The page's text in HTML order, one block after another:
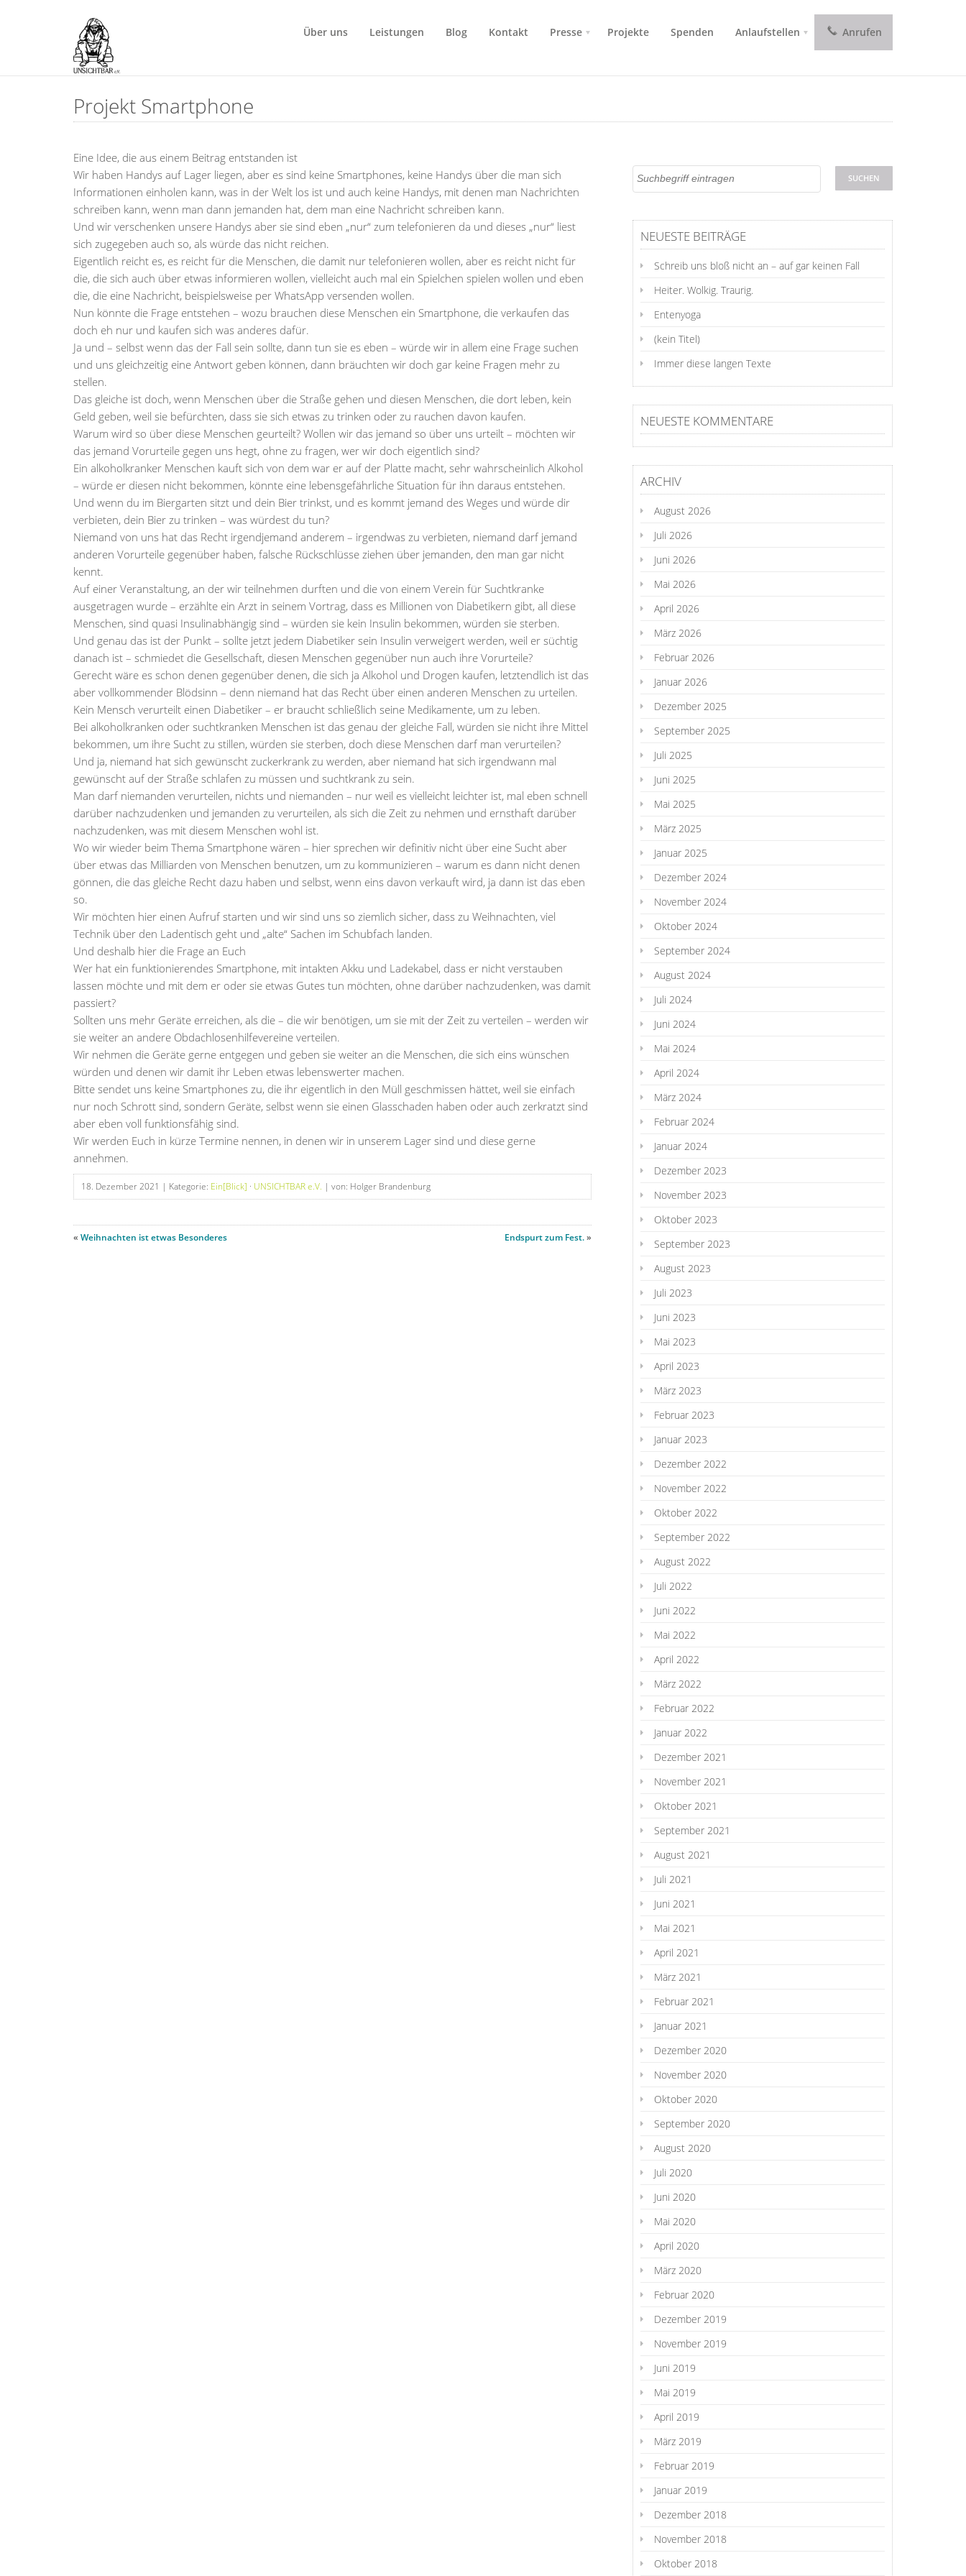
Über uns Leistungen Blog Kontakt Presse Projekte Spenden Anlaufstellen Anrufen
Projekt Smartphone
Eine Idee, die aus einem Beitrag entstanden ist
Wir haben Handys auf Lager liegen, aber es sind keine Smartphones, keine Handys über die man sich
Informationen einholen kann, was in der Welt los ist und auch keine Handys, mit denen man Nachrichten
schreiben kann, wenn man dann jemanden hat, dem man eine Nachricht schreiben kann.
Und wir verschenken unsere Handys aber sie sind eben „nur“ zum telefonieren da und dieses „nur“ liest
sich zugegeben auch so, als würde das nicht reichen.
Eigentlich reicht es, es reicht für die Menschen, die damit nur telefonieren wollen, aber es reicht nicht für
die, die sich auch über etwas informieren wollen, vielleicht auch mal ein Spielchen spielen wollen und eben
die, die eine Nachricht, beispielsweise per WhatsApp versenden wollen.
Nun könnte die Frage entstehen – wozu brauchen diese Menschen ein Smartphone, die verkaufen das
doch eh nur und kaufen sich was anderes dafür.
Ja und – selbst wenn das der Fall sein sollte, dann tun sie es eben – würde wir in allem eine Frage suchen
und uns gleichzeitig eine Antwort geben können, dann bräuchten wir doch gar keine Fragen mehr zu
stellen.
Das gleiche ist doch, wenn Menschen über die Straße gehen und diesen Menschen, die dort leben, kein
Geld geben, weil sie befürchten, dass sie sich etwas zu trinken oder zu rauchen davon kaufen.
Warum wird so über diese Menschen geurteilt? Wollen wir das jemand so über uns urteilt – möchten wir
das jemand Vorurteile gegen uns hegt, ohne zu fragen, wer wir doch eigentlich sind?
Ein alkoholkranker Menschen kauft sich von dem war er auf der Platte macht, sehr wahrscheinlich Alkohol
– würde er diesen nicht bekommen, könnte eine lebensgefährliche Situation für ihn daraus entstehen.
Und wenn du im Biergarten sitzt und dein Bier trinkst, und es kommt jemand des Weges und würde dir
verbieten, dein Bier zu trinken – was würdest du tun?
Niemand von uns hat das Recht irgendjemand anderem – irgendwas zu verbieten, niemand darf jemand
anderen Vorurteile gegenüber haben, falsche Rückschlüsse ziehen über jemanden, den man gar nicht
kennt.
Auf einer Veranstaltung, an der wir teilnehmen durften und die von einem Verein für Suchtkranke
ausgetragen wurde – erzählte ein Arzt in seinem Vortrag, dass es Millionen von Diabetikern gibt, all diese
Menschen, sind quasi Insulinabhängig sind – würden sie kein Insulin bekommen, würden sie sterben.
Und genau das ist der Punkt – sollte jetzt jedem Diabetiker sein Insulin verweigert werden, weil er süchtig
danach ist – schmiedet die Gesellschaft, diesen Menschen gegenüber nun auch ihre Vorurteile?
Gerecht wäre es schon denen gegenüber denen, die sich ja Alkohol und Drogen kaufen, letztendlich ist das
aber vollkommender Blödsinn – denn niemand hat das Recht über einen anderen Menschen zu urteilen.
Kein Mensch verurteilt einen Diabetiker – er braucht schließlich seine Medikamente, um zu leben.
Bei alkoholkranken oder suchtkranken Menschen ist das genau der gleiche Fall, würden sie nicht ihre Mittel
bekommen, um ihre Sucht zu stillen, würden sie sterben, doch diese Menschen darf man verurteilen?
Und ja, niemand hat sich gewünscht zuckerkrank zu werden, aber niemand hat sich irgendwann mal
gewünscht auf der Straße schlafen zu müssen und suchtkrank zu sein.
Man darf niemanden verurteilen, nichts und niemanden – nur weil es vielleicht leichter ist, mal eben schnell
darüber nachzudenken und jemanden zu verurteilen, als sich die Zeit zu nehmen und ernsthaft darüber
nachzudenken, was mit diesem Menschen wohl ist.
Wo wir wieder beim Thema Smartphone wären – hier sprechen wir definitiv nicht über eine Sucht aber
über etwas das Milliarden von Menschen benutzen, um zu kommunizieren – warum es dann nicht denen
gönnen, die das gleiche Recht dazu haben und selbst, wenn eins davon verkauft wird, ja dann ist das eben
so.
Wir möchten hier einen Aufruf starten und wir sind uns so ziemlich sicher, dass zu Weihnachten, viel
Technik über den Ladentisch geht und „alte“ Sachen im Schubfach landen.
Und deshalb hier die Frage an Euch
Wer hat ein funktionierendes Smartphone, mit intakten Akku und Ladekabel, dass er nicht verstauben
lassen möchte und mit dem er oder sie etwas Gutes tun möchten, ohne darüber nachzudenken, was damit
passiert?
Sollten uns mehr Geräte erreichen, als die – die wir benötigen, um sie mit der Zeit zu verteilen – werden wir
sie weiter an andere Obdachlosenhilfevereine verteilen.
Wir nehmen die Geräte gerne entgegen und geben sie weiter an die Menschen, die sich eins wünschen
würden und denen wir damit ihr Leben etwas lebenswerter machen.
Bitte sendet uns keine Smartphones zu, die ihr eigentlich in den Müll geschmissen hättet, weil sie einfach
nur noch Schrott sind, sondern Geräte, selbst wenn sie einen Glasschaden haben oder auch zerkratzt sind
aber eben voll funktionsfähig sind.
Wir werden Euch in kürze Termine nennen, in denen wir in unserem Lager sind und diese gerne
annehmen.
18. Dezember 2021 | Kategorie: Ein[Blick] · UNSICHTBAR e.V. | von: Holger Brandenburg
« Weihnachten ist etwas Besonderes Endspurt zum Fest.»
NEUESTE BEITRÄGE
Schreib uns bloß nicht an – auf gar keinen Fall
Heiter. Wolkig. Traurig.
Entenyoga
(kein Titel)
Immer diese langen Texte
NEUESTE KOMMENTARE
ARCHIV
August 2026
Juli 2026
Juni 2026
Mai 2026
April 2026
März 2026
Februar 2026
Januar 2026
Dezember 2025
September 2025
Juli 2025
Juni 2025
Mai 2025
März 2025
Januar 2025
Dezember 2024
November 2024
Oktober 2024
September 2024
August 2024
Juli 2024
Juni 2024
Mai 2024
April 2024
März 2024
Februar 2024
Januar 2024
Dezember 2023
November 2023
Oktober 2023
September 2023
August 2023
Juli 2023
Juni 2023
Mai 2023
April 2023
März 2023
Februar 2023
Januar 2023
Dezember 2022
November 2022
Oktober 2022
September 2022
August 2022
Juli 2022
Juni 2022
Mai 2022
April 2022
März 2022
Februar 2022
Januar 2022
Dezember 2021
November 2021
Oktober 2021
September 2021
August 2021
Juli 2021
Juni 2021
Mai 2021
April 2021
März 2021
Februar 2021
Januar 2021
Dezember 2020
November 2020
Oktober 2020
September 2020
August 2020
Juli 2020
Juni 2020
Mai 2020
April 2020
März 2020
Februar 2020
Dezember 2019
November 2019
Juni 2019
Mai 2019
April 2019
März 2019
Februar 2019
Januar 2019
Dezember 2018
November 2018
Oktober 2018